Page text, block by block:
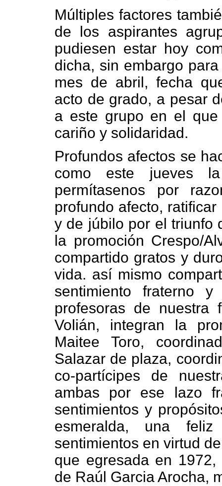
Múltiples factores
de los aspirantes
pudiesen estar hoy
dicha, sin embargo
mes de abril, fecha
acto de grado, a pesar
a este grupo en el
cariño y solidaridad.
Profundos afectos se
como este jueves
permítasenos por
profundo afecto,
y de júbilo por el triunfo
la promoción Crespo/
compartido gratos y
vida. así mismo
sentimiento fraterno
profesoras de nuestra
Volián, integran la
Maitee Toro,
Salazar de plaza,
co-partícipes de
ambas por ese lazo
sentimientos y
esmeralda, una feliz
sentimientos en virtud
que egresada en
de Raúl Garcia Arocha,